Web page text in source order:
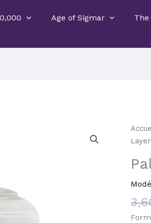
Age of Sigmar
Layer
de
Wych